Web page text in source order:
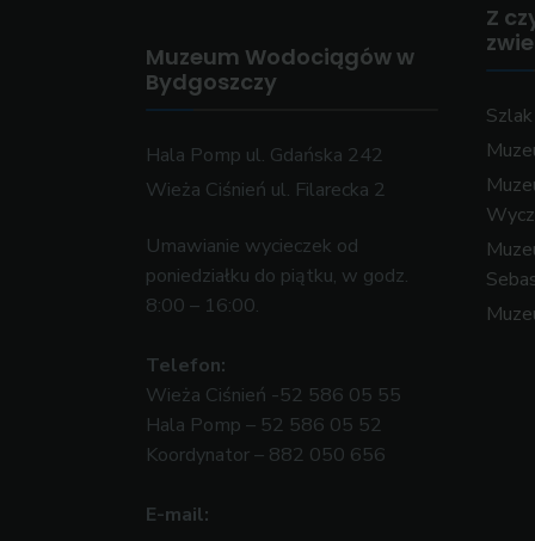
Muzeum Wodociągów w
Bydgoszczy
Hala Pomp ul. Gdańska 242
Wieża Ciśnień ul. Filarecka 2
Umawianie wycieczek od
poniedziałku do piątku, w godz.
8:00 – 16:00.
Telefon:
Wieża Ciśnień -52 586 05 55
Hala Pomp – 52 586 05 52
Koordynator – 882 050 656
E-mail:
Z